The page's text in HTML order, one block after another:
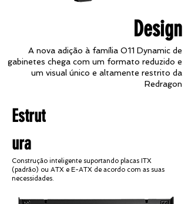
Design
A nova adição à família O11 Dynamic de
gabinetes chega com um formato reduzido e
um visual único e altamente restrito da
Redragon
Estrut
ura
Construção inteligente suportando placas ITX
(padrão) ou ATX e E-ATX de acordo com as suas
necessidades.